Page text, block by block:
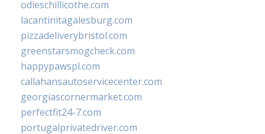
odieschillicothe.com
lacantinitagalesburg.com
pizzadeliverybristol.com
greenstarsmogcheck.com
happypawspl.com
callahansautoservicecenter.com
georgiascornermarket.com
perfectfit24-7.com
portugalprivatedriver.com